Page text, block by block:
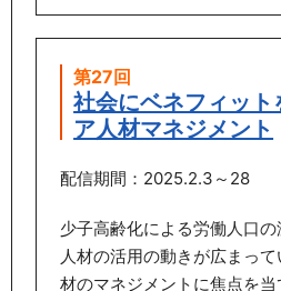
第27回
社会にベネフィット
ア人材マネジメント
配信期間：2025.2.3～28
少子高齢化による労働人口
人材の活用の動きが広まっ
材のマネジメントに焦点を当